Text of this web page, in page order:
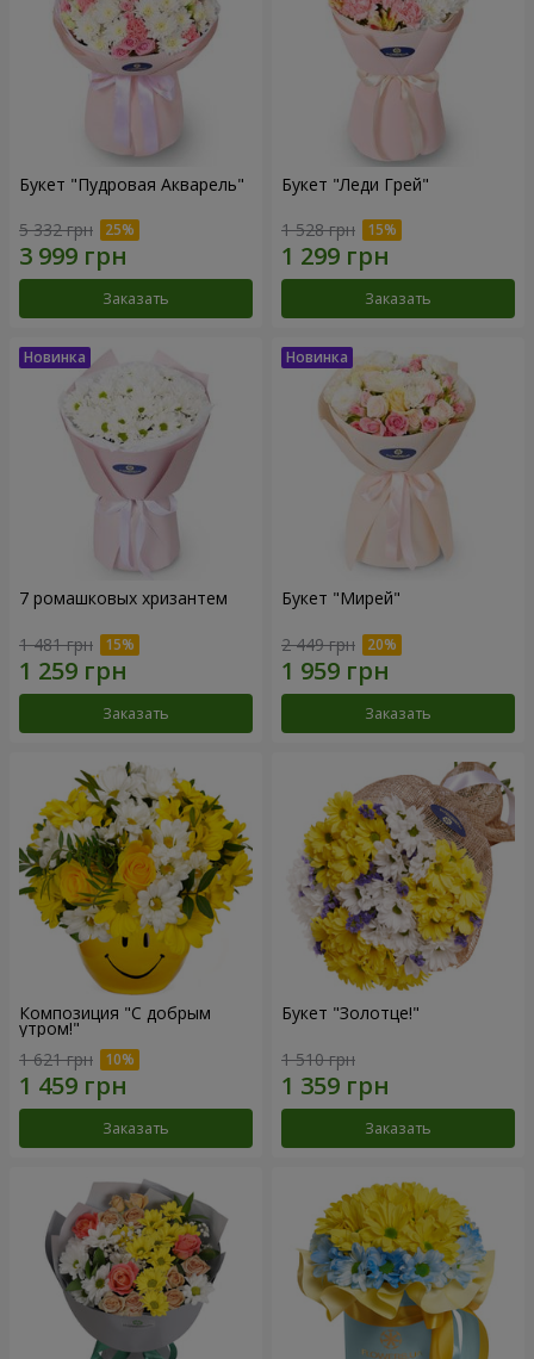
Букет "Пудровая Акварель"
5 332 грн
Заказать
Букет "Леди Грей"
1 528 грн
Заказать
7 ромашковых хризантем
1 481 грн
Заказать
Букет "Мирей"
2 449 грн
Заказать
Композиция "С добрым
утром!"
1 621 грн
Заказать
Букет "Золотце!"
1 510 грн
Заказать